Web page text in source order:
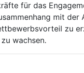
für das
mit der
zu
wachsen.